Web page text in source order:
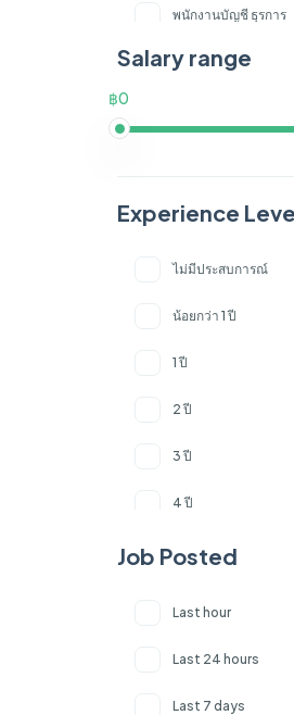
พนักงานบัญชี ธุรการ
พนักงานต้อนรับ
ผู้จัดการ
Salary range
฿0
Experience
ไม่มีประสบการณ์
น้อยกว่า 1 ปี
1 ปี
2 ปี
3 ปี
4 ปี
5 ปี
Job Posted
Last hour
Last 24 hours
Last 7 days